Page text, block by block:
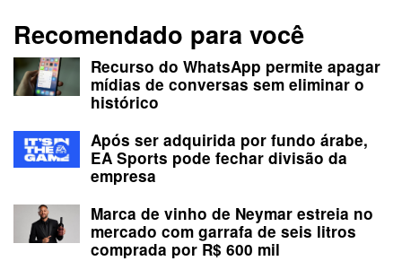
Recomendado para você
Recurso do WhatsApp permite apagar
mídias de conversas sem eliminar o
histórico
Após ser adquirida por fundo árabe,
EA Sports pode fechar divisão da
empresa
Marca de vinho de Neymar estreia no
mercado com garrafa de seis litros
comprada por R$ 600 mil